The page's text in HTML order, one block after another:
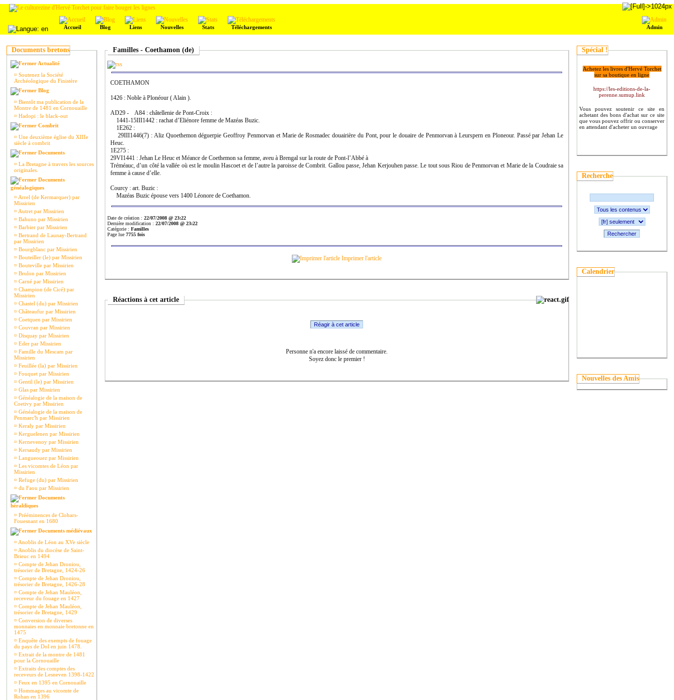
Admin
Accueil Blog Liens Nouvelles Stats Téléchargements
Documents bretons
Actualité
¤ Soutenez la Société
Archéologique du Finistère
Blog
¤ Bientôt ma publication de la
Montre de 1481 en Cornouaille
¤ Hadopi : le black-out
Combrit
¤ Une deuxième église du XIIIe
siècle à combrit
Documents
¤ La Bretagne à travers les sources
originales.
Documents
généalogiques
¤ Arrel (de Kermarquer) par
Missirien
¤ Autret par Missirien
¤ Bahuno par Missirien
¤ Barbier par Missirien
¤ Bertrand de Launay-Bertrand
par Missirien
¤ Bourgblanc par Missirien
¤ Bouteiller (le) par Missirien
¤ Bouteville par Missirien
¤ Brulon par Missirien
¤ Carné par Missirien
¤ Champion (de Cicé) par
Missirien
¤ Chastel (du) par Missirien
¤ Châteaufur par Missirien
¤ Coetquen par Missirien
¤ Couvran par Missirien
¤ Disquay par Missirien
¤ Eder par Missirien
¤ Famille du Mescam par
Missirien
¤ Feuillée (la) par Missirien
¤ Fouquet par Missirien
¤ Gentil (le) par Missirien
¤ Glas par Missirien
¤ Généalogie de la maison de
Coetivy par Missirien
¤ Généalogie de la maison de
Penmarc'h par Missirien
¤ Keraly par Missirien
¤ Kerguelenen par Missirien
¤ Kernevenoy par Missirien
¤ Kersaudy par Missirien
¤ Langueouez par Missirien
¤ Les vicomtes de Léon par
Missirien
¤ Refuge (du) par Missirien
¤ du Faou par Missirien
Documents
héraldiques
¤ Prééminences de Clohars-
Fouesnant en 1680
Documents médiévaux
¤ Anoblis de Léon au XVe siècle
¤ Anoblis du diocèse de Saint-
Brieuc en 1494
¤ Compte de Jehan Droniou,
trésorier de Bretagne, 1424-26
¤ Compte de Jehan Droniou,
trésorier de Bretagne, 1426-28
¤ Compte de Jehan Mauléon,
receveur du fouage en 1427
¤ Compte de Jehan Mauléon,
trésorier de Bretagne, 1429
¤ Conversion de diverses
monnaies en monnaie bretonne en
1475
¤ Enquête des exempts de fouage
du pays de Dol en juin 1478.
¤ Extrait de la montre de 1481
pour la Cornouaille
¤ Extraits des comptes des
receveurs de Lesneven 1398-1422
¤ Feux en 1395 en Cornouaille
¤ Hommages au vicomte de
Rohan en 1396
Familles - Coethamon (de)
COETHAMON
1426 : Noble à Plonéour ( Alain ).
AD29 - A84 : châtellenie de Pont-Croix :
1441-15III1442 : rachat d’Eliénore femme de Mazéas Buzic.
1E262 :
29III1446(7) : Aliz Quoethemon déguerpie Geoffroy Penmorvan et Marie de Rosmadec douairière du Pont, pour le douaire de Penmorvan à Leurspern en Ploneour. Passé par Jehan Le
Heuc.
1E275 :
29VI1441 : Jehan Le Heuc et Méance de Coethemon sa femme, aveu à Brengal sur la route de Pont-l’Abbé à
Tréméauc, d’un côté la vallée où est le moulin Hascoet et de l’autre la paroisse de Combrit. Gallou passe, Jehan Kerjouhen passe. Le tout sous Riou de Penmorvan et Marie de la Coudraie sa
femme à cause d’elle.
Courcy : art. Buzic :
Mazéas Buzic épouse vers 1400 Léonore de Coethamon.
Date de création : 22/07/2008 @ 23:22
Dernière modification : 22/07/2008 @ 23:22
Catégorie : Familles
Page lue 7755 fois
Imprimer l'article
Réactions à cet article
Réagir à cet article
Personne n'a encore laissé de commentaire.
Soyez donc le premier !
Spécial !
Achetez les livres d'Hervé Torchet
sur sa boutique en ligne
https://les-editions-de-la-
perenne.sumup.link
Vous pouvez soutenir ce site en
achetant des bons d'achat sur ce site
que vous pouvez offrir ou conserver
en attendant d'acheter un ouvrage
Recherche
Rechercher
Calendrier
Nouvelles des Amis